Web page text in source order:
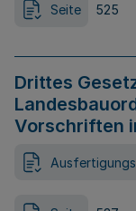
Seite 525
Drittes
Vorschriften